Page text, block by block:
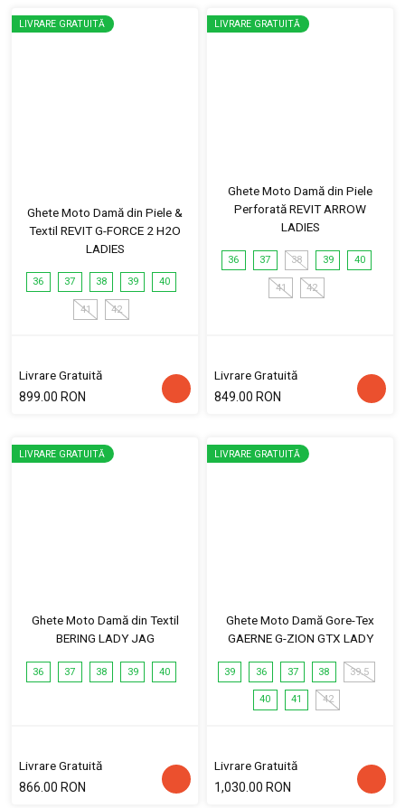
LIVRARE GRATUITĂ
Ghete Moto Damă din Piele &
Textil REVIT G-FORCE 2 H2O
LADIES
36 37 38 39 40
41 42
Livrare Gratuită
899.00 RON
LIVRARE GRATUITĂ
Ghete Moto Damă din Piele
Perforată REVIT ARROW
LADIES
36 37 38 39 40
41 42
Livrare Gratuită
849.00 RON
LIVRARE GRATUITĂ
Ghete Moto Damă din Textil
BERING LADY JAG
36 37 38 39 40
Livrare Gratuită
866.00 RON
LIVRARE GRATUITĂ
Ghete Moto Damă Gore-Tex
GAERNE G-ZION GTX LADY
39 36 37 38 39.5
40 41 42
Livrare Gratuită
1,030.00 RON